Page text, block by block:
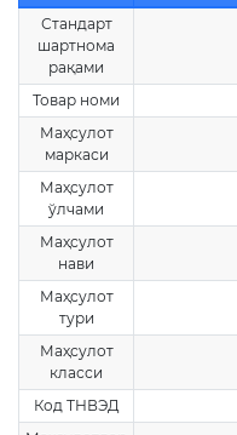
Стандарт
шартнома
рақами
Товар номи
Маҳсулот
маркаси
Маҳсулот
ўлчами
Маҳсулот
нави
Маҳсулот
тури
Маҳсулот
класси
Код ТНВЭД